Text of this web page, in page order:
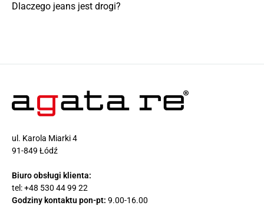
Dlaczego jeans jest drogi?
ul. Karola Miarki 4
91-849 Łódź
Biuro obsługi klienta:
tel:+48 530 44 99 22
Godziny kontaktu pon-pt: 9.00-16.00